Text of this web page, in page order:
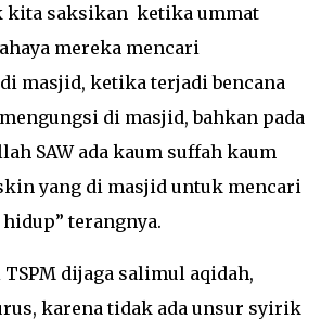
kita saksikan ketika ummat
mereka mencari
masjid, ketika terjadi bencana
di masjid, bahkan pada
SAW ada kaum suffah kaum
yang di masjid untuk mencari
terangnya.
dijaga salimul aqidah,
karena tidak ada unsur syirik